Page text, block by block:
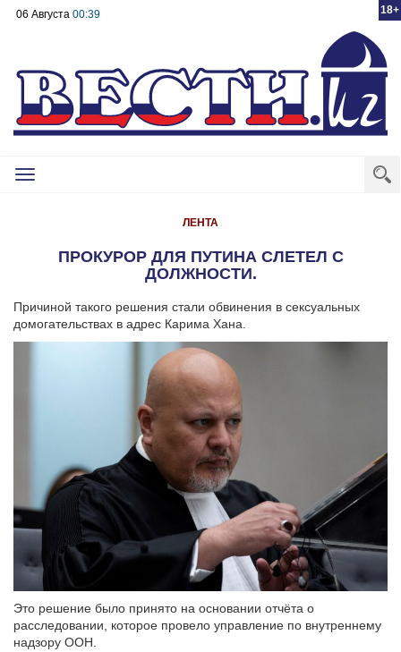
18+
06 Августа 00:39
Toggle
ЛЕНТА
ПРОКУРОР ДЛЯ ПУТИНА СЛЕТЕЛ С
ДОЛЖНОСТИ.
Причиной такого решения стали обвинения в сексуальных
домогательствах в адрес Карима Хана.
Это решение было принято на основании отчёта о
расследовании, которое провело управление по внутреннему
надзору ООН.